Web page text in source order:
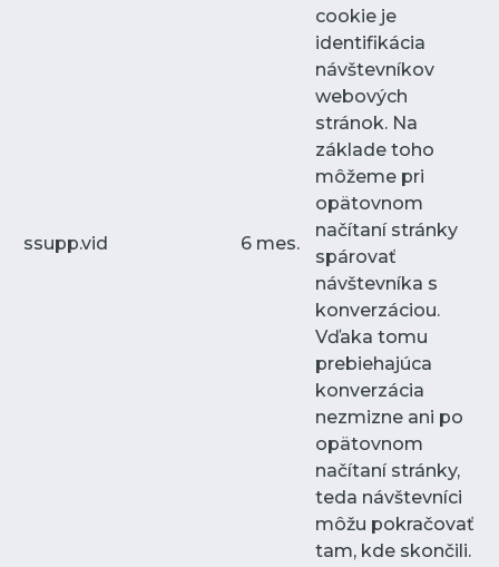
ssupp.vid 6 mes.
cookie je
identifikácia
návštevníkov
webových
stránok. Na
základe toho
môžeme pri
opätovnom
načítaní stránky
spárovať
návštevníka s
konverzáciou.
Vďaka tomu
prebiehajúca
konverzácia
nezmizne ani po
opätovnom
načítaní stránky,
teda návštevníci
môžu pokračovať
tam, kde skončili.